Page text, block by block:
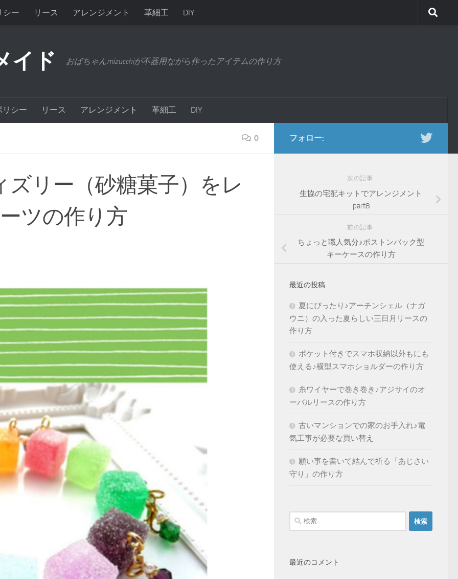
シー リース アレンジメント 革細工 DIY
イド おばちゃんmizucchiが不器用ながら作ったアイテムの作り方
リシー リース アレンジメント 革細工 DIY
0
リー（砂糖菓子）をレ
ツの作り方
フォロー:
次の記事
生協の宅配キットでアレンジメント
part8
前の記事
ちょっと職人気分♪ボストンバック型
キーケースの作り方
最近の投稿
夏にぴったり♪アーチンシェル（ナガ
ウニ）の入った夏らしい三日月リースの
作り方
ポケット付きでスマホ収納以外もにも
使える♪横型スマホショルダーの作り方
糸ワイヤーで巻き巻き♪アジサイのオ
ーバルリースの作り方
古いマンションでの家のお手入れ♪電
気工事が必要な買い替え
願い事を書いて結んで祈る「あじさい
守り」の作り方
検
索:
最近のコメント